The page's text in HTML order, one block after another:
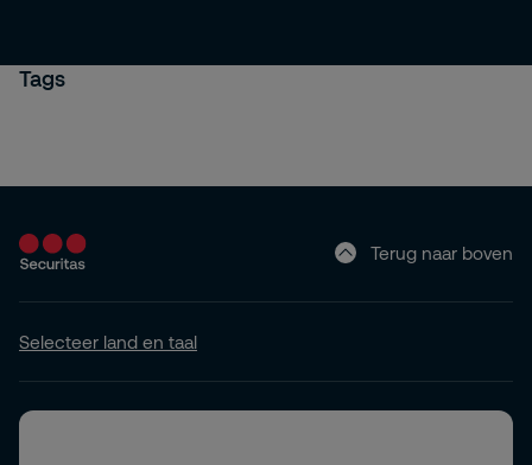
Tags
Terug naar boven
Selecteer land en taal